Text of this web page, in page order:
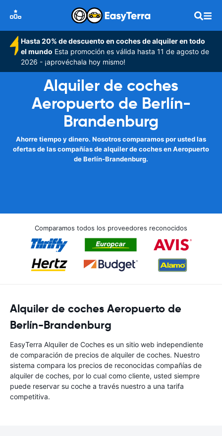
Hasta 20% de descuento en coches de alquiler en todo
el mundo Esta promoción es válida hasta 11 de agosto de
2026 - ¡aprovéchala hoy mismo!
Alquiler de coches
Aeropuerto de Berlín-
Brandenburg
Ahorre tiempo y dinero. Nosotros comparamos por usted las
ofertas de las compañías de alquiler de coches en Aeropuerto
de Berlín-Brandenburg.
Comparamos todos los proveedores reconocidos
Alquiler de coches Aeropuerto de
Berlín-Brandenburg
EasyTerra Alquiler de Coches es un sitio web independiente
de comparación de precios de alquiler de coches. Nuestro
sistema compara los precios de reconocidas compañías de
alquiler de coches, por lo cual como cliente, usted siempre
puede reservar su coche a través nuestro a una tarifa
competitiva.